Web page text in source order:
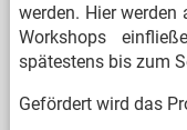
werden. Hier werden
Workshops
spätestens bis zum
Gefördert wird das